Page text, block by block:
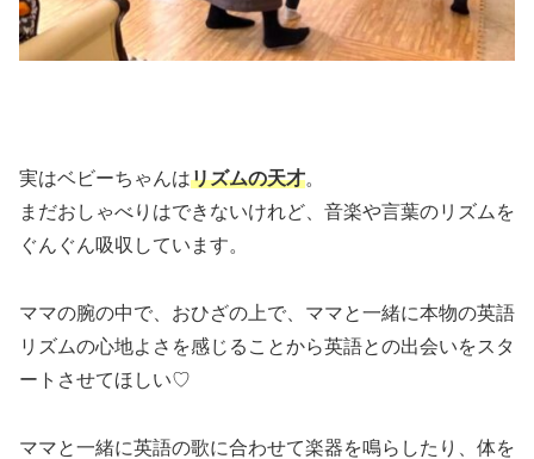
実はベビーちゃんはリズムの天才。
まだおしゃべりはできないけれど、音楽や言葉のリズムを
ぐんぐん吸収しています。
ママの腕の中で、おひざの上で、ママと一緒に本物の英語
リズムの心地よさを感じることから英語との出会いをスタ
ートさせてほしい♡
ママと一緒に英語の歌に合わせて楽器を鳴らしたり、体を